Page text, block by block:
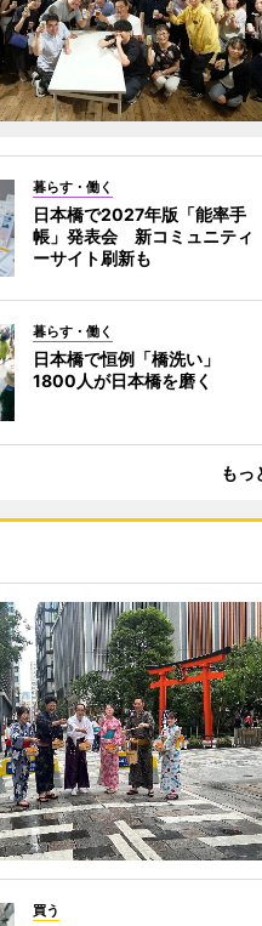
暮らす・働く
日本橋で2027年版「能率手
帳」発表会 新コミュニティ
ーサイト刷新も
暮らす・働く
日本橋で恒例「橋洗い」
1800人が日本橋を磨く
もっ
買う